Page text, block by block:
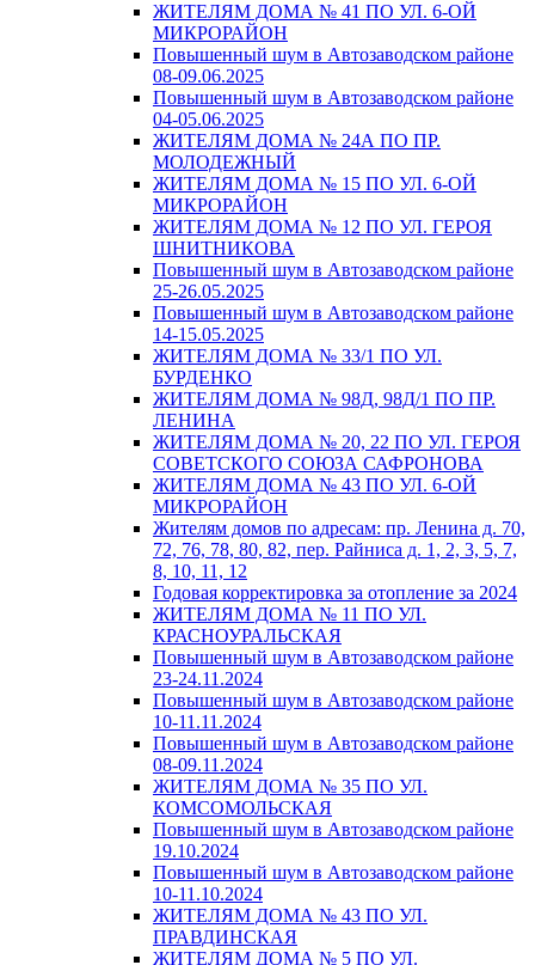
ЖИТЕЛЯМ ДОМА № 41 ПО УЛ. 6-ОЙ
МИКРОРАЙОН
Повышенный шум в Автозаводском районе
08-09.06.2025
Повышенный шум в Автозаводском районе
04-05.06.2025
ЖИТЕЛЯМ ДОМА № 24А ПО ПР.
МОЛОДЕЖНЫЙ
ЖИТЕЛЯМ ДОМА № 15 ПО УЛ. 6-ОЙ
МИКРОРАЙОН
ЖИТЕЛЯМ ДОМА № 12 ПО УЛ. ГЕРОЯ
ШНИТНИКОВА
Повышенный шум в Автозаводском районе
25-26.05.2025
Повышенный шум в Автозаводском районе
14-15.05.2025
ЖИТЕЛЯМ ДОМА № 33/1 ПО УЛ.
БУРДЕНКО
ЖИТЕЛЯМ ДОМА № 98Д, 98Д/1 ПО ПР.
ЛЕНИНА
ЖИТЕЛЯМ ДОМА № 20, 22 ПО УЛ. ГЕРОЯ
СОВЕТСКОГО СОЮЗА САФРОНОВА
ЖИТЕЛЯМ ДОМА № 43 ПО УЛ. 6-ОЙ
МИКРОРАЙОН
Жителям домов по адресам: пр. Ленина д. 70,
72, 76, 78, 80, 82, пер. Райниса д. 1, 2, 3, 5, 7,
8, 10, 11, 12
Годовая корректировка за отопление за 2024
ЖИТЕЛЯМ ДОМА № 11 ПО УЛ.
КРАСНОУРАЛЬСКАЯ
Повышенный шум в Автозаводском районе
23-24.11.2024
Повышенный шум в Автозаводском районе
10-11.11.2024
Повышенный шум в Автозаводском районе
08-09.11.2024
ЖИТЕЛЯМ ДОМА № 35 ПО УЛ.
КОМСОМОЛЬСКАЯ
Повышенный шум в Автозаводском районе
19.10.2024
Повышенный шум в Автозаводском районе
10-11.10.2024
ЖИТЕЛЯМ ДОМА № 43 ПО УЛ.
ПРАВДИНСКАЯ
ЖИТЕЛЯМ ДОМА № 5 ПО УЛ.